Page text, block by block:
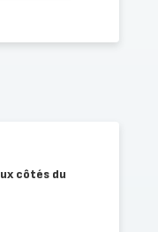
côtés du